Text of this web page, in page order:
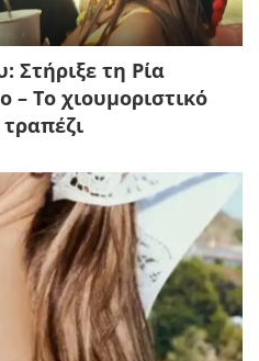
Στήριξε τη Ρία
– Το χιουμοριστικό